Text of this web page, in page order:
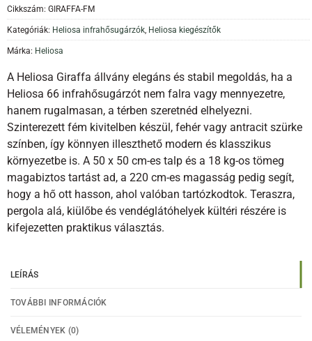
Cikkszám: GIRAFFA-FM
Kategóriák: Heliosa infrahősugárzók Heliosa kiegészítők
Márka: Heliosa
A Heliosa Giraffa állvány elegáns és stabil megoldás, ha a
Heliosa 66 infrahősugárzót nem falra vagy mennyezetre,
hanem rugalmasan, a térben szeretnéd elhelyezni.
Szinterezett fém kivitelben készül, fehér vagy antracit szürke
színben, így könnyen illeszthető modern és klasszikus
környezetbe is. A 50 x 50 cm-es talp és a 18 kg-os tömeg
magabiztos tartást ad, a 220 cm-es magasság pedig segít,
hogy a hő ott hasson, ahol valóban tartózkodtok. Teraszra,
pergola alá, kiülőbe és vendéglátóhelyek kültéri részére is
kifejezetten praktikus választás.
LEÍRÁS
TOVÁBBI INFORMÁCIÓK
VÉLEMÉNYEK (0)